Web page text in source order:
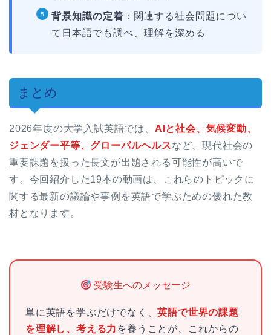
背景知識の定着 ：関連する社会問題につい
て日本語でも調べ、理解を深める
まとめ
2026年度の大学入試英語では、 AIと社会、気候変動、
ジェンダー平等、グローバルヘルスなど、現代社会の
重要課題を扱った長文が出題される可能性が高いで
す。今回紹介した19本の動画は、これらのトピックに
関する最新の議論や事例を英語で学ぶための優れた教
材となります。
受験生へのメッセージ
単に英語を学ぶだけでなく、英語で世界の課題
を理解し、考える力 を養うことが、これからの